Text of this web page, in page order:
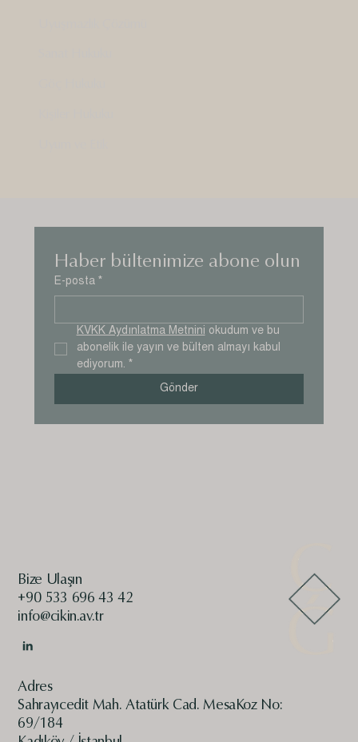
Haber bültenimize abone olun
E-posta *
KVKK Aydınlatma Metnini okudum ve bu
abonelik ile yayın ve bülten almayı kabul
ediyorum. *
Gönder
Bize Ulaşın
+90 533 696 43 42
info@cikin.av.tr
Adres
Sahrayıcedit Mah. Atatürk Cad. MesaKoz No:
69/184